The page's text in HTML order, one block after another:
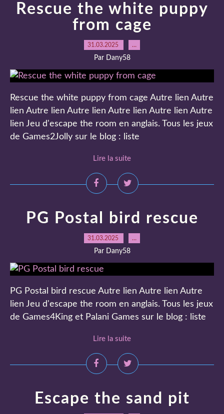
Rescue the white puppy
from cage
31.03.2025 …
Par Dany58
Rescue the white puppy from cage Autre lien Autre
lien Autre lien Autre lien Autre lien Autre lien Autre
lien Jeu d'escape the room en anglais. Tous les jeux
de Games2Jolly sur le blog : liste
Lire la suite
PG Postal bird rescue
31.03.2025 …
Par Dany58
PG Postal bird rescue Autre lien Autre lien Autre
lien Jeu d'escape the room en anglais. Tous les jeux
de Games4King et Palani Games sur le blog : liste
Lire la suite
Escape the sand pit